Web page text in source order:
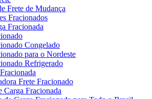
Frete de Mudança
Fracionados
Fracionada
Congelado
para o Nordeste
Refrigerado
Frete Fracionado
Carga Fracionada